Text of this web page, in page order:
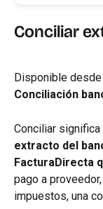
Conciliar
Disponible
Conciliación
Conciliar significa
extracto del
FacturaDirecta
pago a
impuestos, una